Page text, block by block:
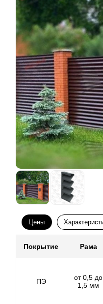
применить все
которые влияют на
есть вы получаете
на его монтаж придется
времени и сил. Так же
других аспектах. В
доступны не все цвета,
только самые
Присутствует и
Такая сталь идет
потребуется толщина
внимание на
Порошковый окрас мы
специальной
изготавливаем все
красим в нужный вам
никаких ограничений
Доступен металл
делаем отверстия в
увеличивает скорость
трудозатраты.
Цены
Покрытие Рама
ПЭ
от 0,5 до
1,5 мм